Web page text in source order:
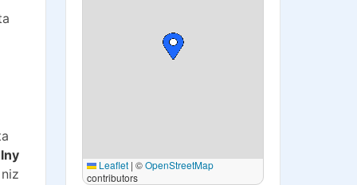
Leaflet | ©OpenStreetMap
contributors